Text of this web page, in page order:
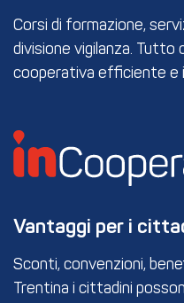
Corsi di formazione,
divisione vigilanza. Tutto
cooperativa efficiente e
Vantaggi per i
Sconti, convenzioni,
Trentina i cittadini